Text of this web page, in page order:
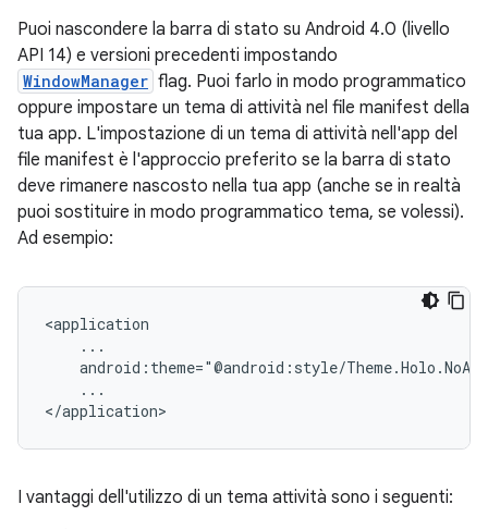
Puoi nascondere la barra di stato su Android 4.0 (livello
API 14) e versioni precedenti impostando
WindowManager flag. Puoi farlo in modo programmatico
oppure impostare un tema di attività nel file manifest della
tua app. L'impostazione di un tema di attività nell'app del
file manifest è l'approccio preferito se la barra di stato
deve rimanere nascosto nella tua app (anche se in realtà
puoi sostituire in modo programmatico tema, se volessi).
Ad esempio:
android:theme="@android:style/
...
</application>
I vantaggi dell'utilizzo di un tema attività sono i seguenti: